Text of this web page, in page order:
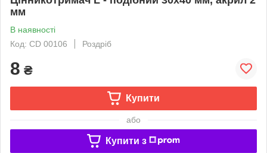
мм
В наявності
Код: CD 00106
Роздріб
8 ₴
Купити
або
Купити з